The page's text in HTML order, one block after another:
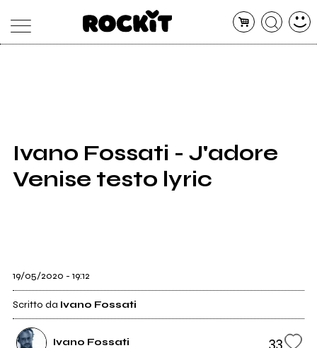
SHOP
RADIO
Ivano Fossati - J'adore
Venise testo lyric
19/05/2020 - 19:12
Scritto da Ivano Fossati
Ivano Fossati 33